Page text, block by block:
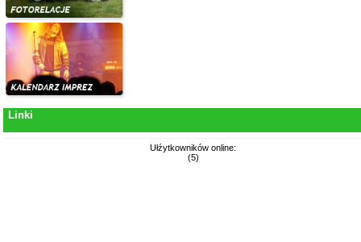
Linki
Ułźytkowników online:
(5)